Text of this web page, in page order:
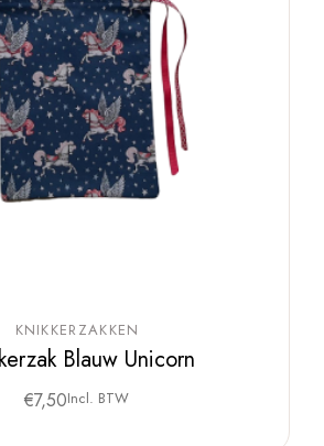
KNIKKERZAKKEN
Blauw Unicorn
€7,50Incl. BTW